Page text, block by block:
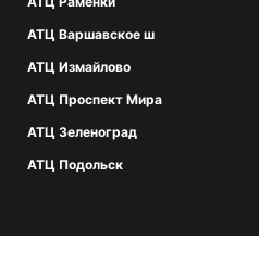
АТЦ Варшавское ш
АТЦ Измайлово
АТЦ Проспект Мира
АТЦ Зеленоград
АТЦ Подольск